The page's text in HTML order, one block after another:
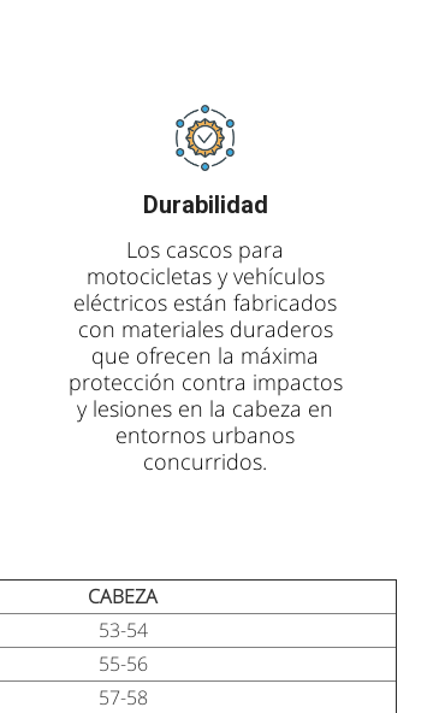
Durabilidad
Los cascos para
motocicletas y vehículos
eléctricos están fabricados
con materiales duraderos
que ofrecen la máxima
protección contra impactos
y lesiones en la cabeza en
entornos urbanos
concurridos.
CABEZA
53-54
55-56
57-58